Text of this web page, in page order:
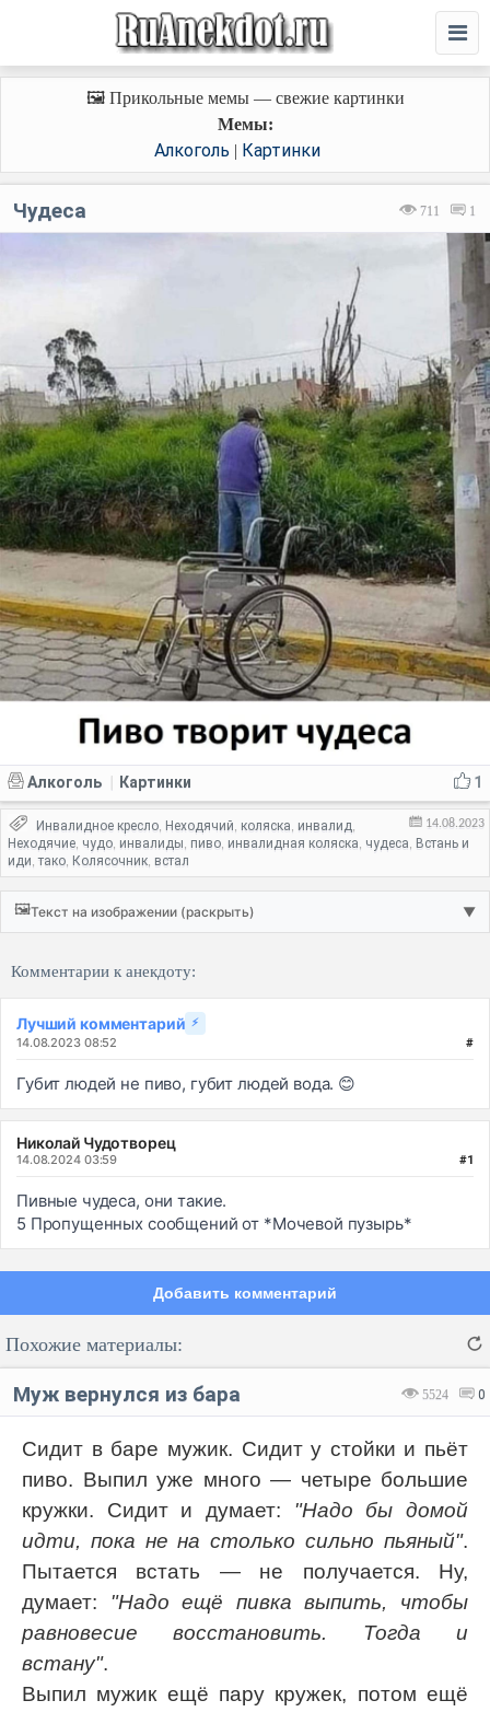
🖼️ Прикольные мемы — свежие картинки
Мемы:
Алкоголь | Картинки
711 1
Чудеса
1
Алкоголь Картинки
14.08.2023
Инвалидное кресло, Неходячий, коляска, инвалид,
Неходячие, чудо, инвалиды, пиво, инвалидная коляска, чудеса, Встань и
иди,тако, Колясочник, встал
🖼️Текст на изображении (раскрыть) ▼
Комментарии к анекдоту:
Лучший комментарий ⚡
14.08.2023 08:52 #
Губит людей не пиво, губит людей вода. 😊
Николай Чудотворец
14.08.2024 03:59 #1
Пивные чудеса, они такие.
5 Пропущенных сообщений от *Мочевой пузырь*
Добавить комментарий
Код:
Похожие материалы:
5524 0
Муж вернулся из бара
Сидит в баре мужик. Сидит у стойки и пьёт
пиво. Выпил уже много — четыре большие
кружки. Сидит и думает: "Надо бы домой
идти, пока не на столько сильно пьяный".
Пытается встать — не получается. Ну,
думает: "Надо ещё пивка выпить, чтобы
равновесие восстановить. Тогда и
встану".
Выпил мужик ещё пару кружек, потом ещё